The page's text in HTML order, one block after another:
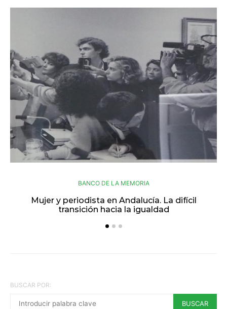
BANCO DE LA MEMORIA
Mujer y periodista en Andalucía. La difícil
transición hacia la igualdad
BUSCAR POR:
BUSCAR